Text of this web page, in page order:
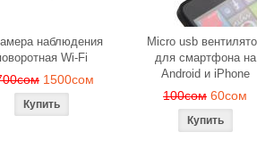
наблюдения
Wi-Fi
1500сом
Micro usb
для смартфона на
Android и iPhone
100сом 60сом